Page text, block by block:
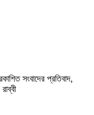
সংবাদের প্রতিবাদ,